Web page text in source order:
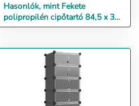
Hasonlók, mint Fekete
polipropilén cipőtartó 84,5 x 31
x 93,5 cm